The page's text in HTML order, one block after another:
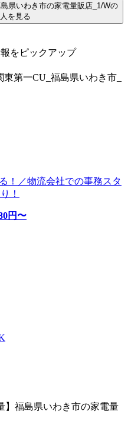
県いわき市の家電量販店_1/Wの
を見る
をピックアップ
第一CU_福島県いわき市_
！／物流会社での事務スタ
！
円〜
】福島県いわき市の家電量